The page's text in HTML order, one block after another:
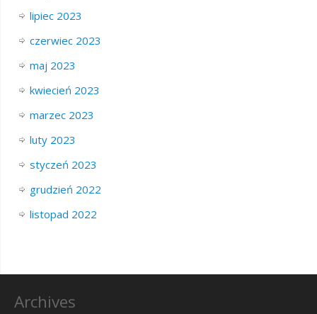
lipiec 2023
czerwiec 2023
maj 2023
kwiecień 2023
marzec 2023
luty 2023
styczeń 2023
grudzień 2022
listopad 2022
Archives